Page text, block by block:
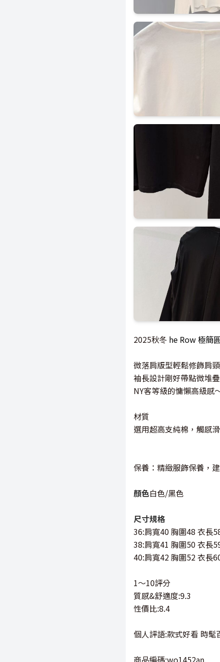
2025秋冬 he Row 極簡
微落肩版型輕鬆修飾肩
袖長設計剛好帶點微堆
NY客等級的慵懶高級感
材質
選用超高支純棉，觸感
保養：精緻服飾保養，
顏色白色/黑色
尺寸規格
36:肩寬40 胸圍48 衣長
38:肩寬41 胸圍50 衣長
40:肩寬42 胸圍52 衣長
1～10評分
質感&舒適度:9.3
性價比:8.4
個人評語:款式好看 時髦
商品編碼:wo1452an